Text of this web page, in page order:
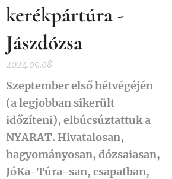
kerékpártúra -
Jászdózsa
2024.09.08
Szeptember első hétvégéjén
(a legjobban sikerült
időzíteni), elbúcsúztattuk a
NYARAT. Hivatalosan,
hagyományosan, dózsaiasan,
JóKa-Túra-san, csapatban,